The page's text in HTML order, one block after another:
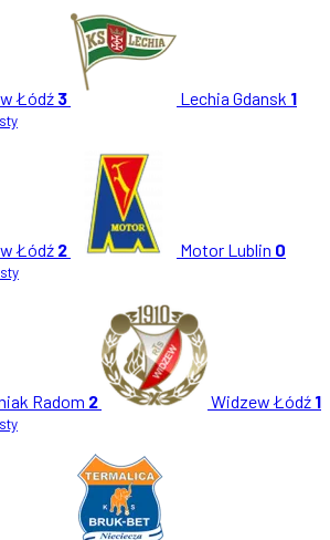
Łódź 3 Lechia Gdansk 1
Łódź 2 Motor Lublin 0
Radom 2 Widzew Łódź 1